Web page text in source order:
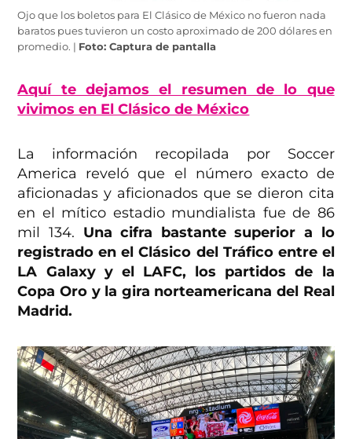
Ojo que los boletos para El Clásico de México no fueron nada
baratos pues tuvieron un costo aproximado de 200 dólares en
promedio. | Foto: Captura de pantalla
Aquí te dejamos el resumen de lo que
vivimos en El Clásico de México
La información recopilada por Soccer
America reveló que el número exacto de
aficionadas y aficionados que se dieron cita
en el mítico estadio mundialista fue de 86
mil 134. Una cifra bastante superior a lo
registrado en el Clásico del Tráfico entre el
LA Galaxy y el LAFC, los partidos de la
Copa Oro y la gira norteamericana del Real
Madrid.